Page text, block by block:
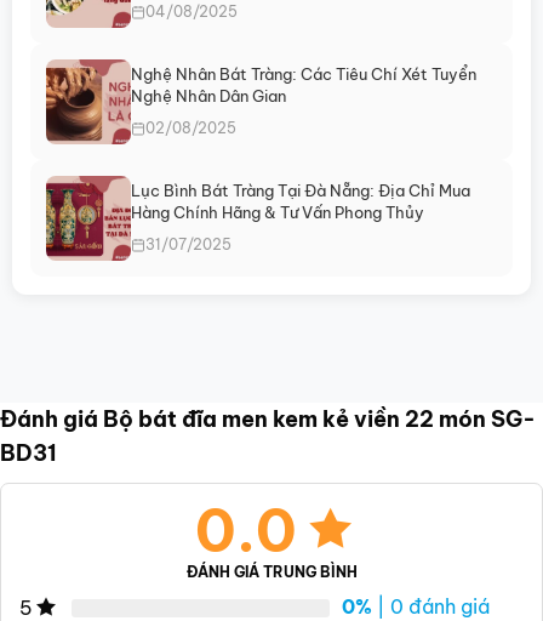
04/08/2025
Nghệ Nhân Bát Tràng: Các Tiêu Chí Xét Tuyển
Nghệ Nhân Dân Gian
02/08/2025
Lục Bình Bát Tràng Tại Đà Nẵng: Địa Chỉ Mua
Hàng Chính Hãng & Tư Vấn Phong Thủy
31/07/2025
Đánh giá Bộ bát đĩa men kem kẻ viền 22 món SG-
BD31
0.0
ĐÁNH GIÁ TRUNG BÌNH
5 0% | 0 đánh giá